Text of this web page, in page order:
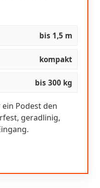
bis 1,5 m
kompakt
bis 300 kg
Podest den
geradlinig,